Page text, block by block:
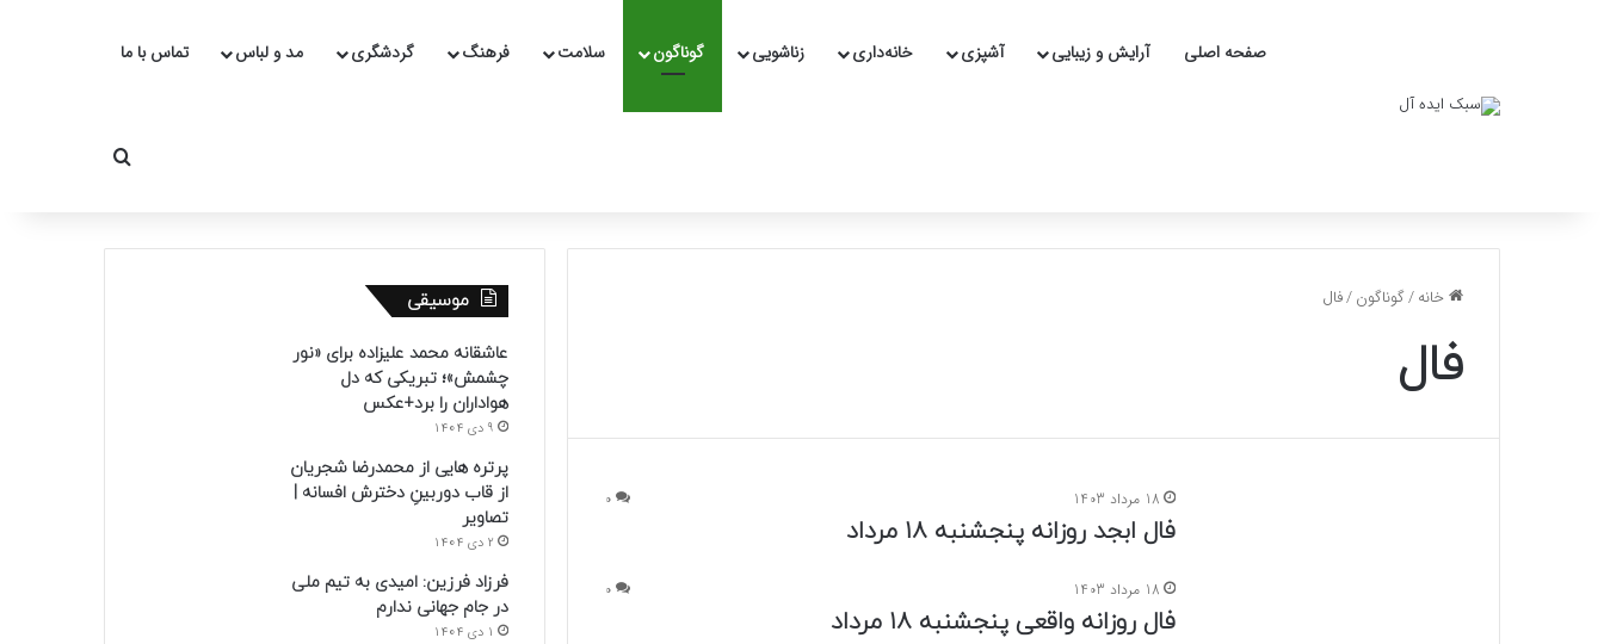
صفحه اصلی آرایش و زیبایی آشپزی خانه‌داری زناشویی گوناگون سلامت فرهنگ گردشگری مد و لباس تماس با ما
جستجو برای
خانه/گوناگون/فال
فال
18 مرداد 1403 0
فال ابجد روزانه پنجشنبه ۱۸ مرداد
18 مرداد 1403 0
فال روزانه واقعی پنجشنبه ۱۸ مرداد
موسیقی
عاشقانه محمد علیزاده برای «نور
چشمش»؛ تبریکی که دل
هواداران را برد+عکس
9 دی 1404
پرتره هایی از محمدرضا شجریان
از قاب دوربینِ دخترش افسانه |
تصاویر
2 دی 1404
فرزاد فرزین: امیدی به تیم ملی
در جام جهانی ندارم
1 دی 1404